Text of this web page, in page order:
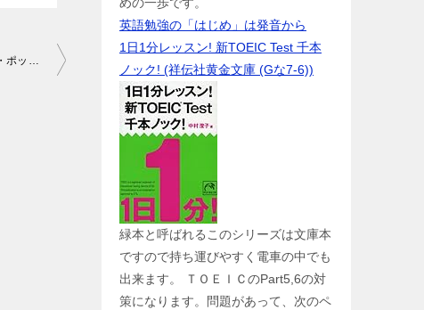
HARRY POTTER AND THE HALF-BLOOD PRINCE / ハリー・ポッターと謎のプリンス
英語勉強の「はじめ」は発音から
1日1分レッスン! 新TOEIC Test 千本
ノック! (祥伝社黄金文庫 (Gな7-6))
緑本と呼ばれるこのシリーズは文庫本
ですので持ち運びやすく電車の中でも
出来ます。 ＴＯＥＩＣのPart5,6の対
策になります。問題があって、次のペ